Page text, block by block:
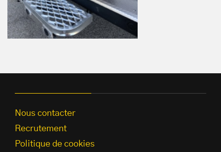
Nous contacter
Recrutement
Politique de cookies